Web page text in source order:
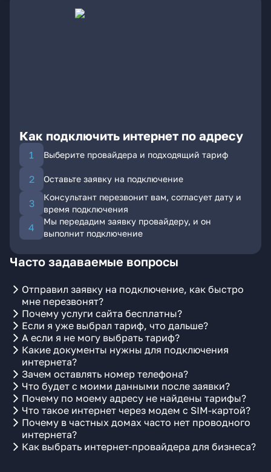
Как подключить интернет по адресу
Выберите провайдера и подходящий тариф
Оставьте заявку на подключение
Консультант перезвонит вам, согласует дату и
время подключения
Мы передадим заявку провайдеру, и он
выполнит подключение
Часто задаваемые вопросы
Отправил заявку на подключение, как быстро
мне перезвонят?
Почему услуги сайта бесплатны?
Если я уже выбрал тариф, что дальше?
А если я не могу выбрать тариф?
Какие документы нужны для подключения
интернета?
Зачем оставлять номер телефона?
Что будет с моими данными после заявки?
Почему по моему адресу не найдены тарифы?
Что такое интернет через модем с SIM-картой?
Почему в частных домах часто нет проводного
интернета?
Как выбрать интернет-провайдера для бизнеса?